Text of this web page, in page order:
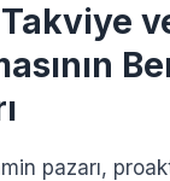
pazarı,